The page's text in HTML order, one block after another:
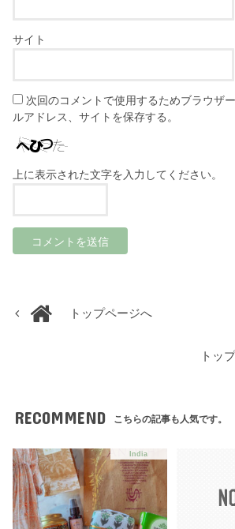
サイト
次回のコメントで使用するためブラウザ
ルアドレス、サイトを保存する。
上に表示された文字を入力してください。
トップページへ
トッ
RECOMMEND こちらの記事も人気です。
India